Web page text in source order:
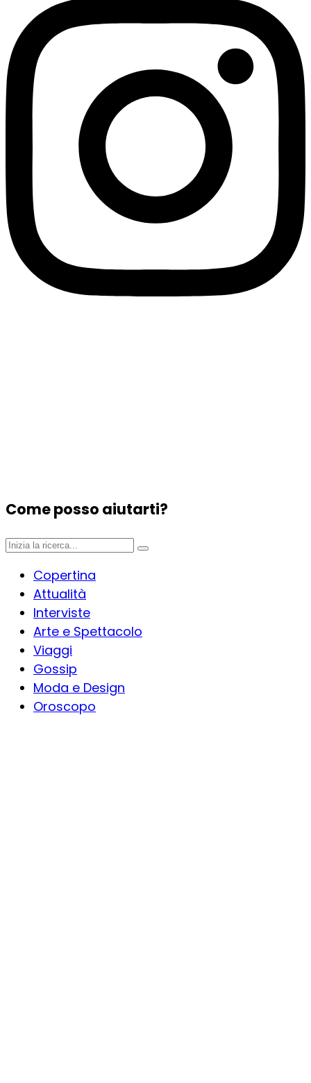
Come posso aiutarti?
Copertina
Attualità
Interviste
Arte e Spettacolo
Viaggi
Gossip
Moda e Design
Oroscopo